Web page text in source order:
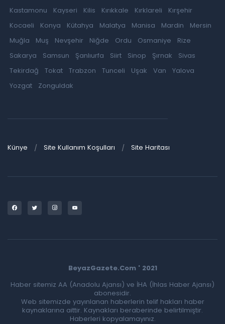
Kastamonu
Kayseri Kilis Kırıkkale Kırklareli
Kırşehir
Kocaeli
Konya Kütahya Malatya Manisa Mardin
Mersin
Muğla
Muş Nevşehir Niğde Ordu Osmaniye
Rize
Sakarya
Samsun Şanlıurfa Siirt Sinop Şırnak
Sivas
Tekirdağ
Tokat Trabzon Tunceli Uşak Van
Yalova
Yozgat
Zonguldak
Künye Site Kullanım Koşulları Site Haritası
BeyazGazete.Com ' 2021
Haber sitemiz AA (Anadolu Ajansı) ve İHA (İhlas Haber Ajansı)
abonesidir.
Web sitemizde yayınlanan haberlerin telif hakları haber
kaynaklarına aittir. Kaynakları beraberinde belirtilmiştir.
Haberleri kopyalamayınız.